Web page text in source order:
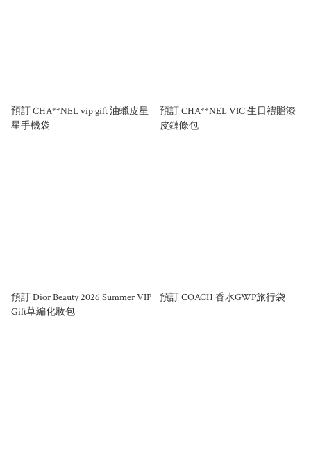
預訂 CHA**NEL vip gift 油蠟皮星
星手機袋
預訂 CHA**NEL VIC 生日禮贈漆
皮鏈條包
預訂 Dior Beauty 2026 Summer VIP
Gift草編化妝包
預訂 COACH 香水GWP旅行袋